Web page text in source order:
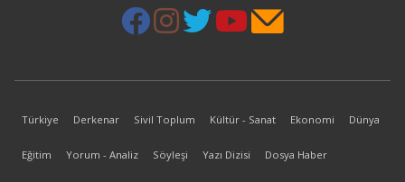
Türkiye Derkenar Sivil Toplum Kültür - Sanat Ekonomi Dünya
Eğitim Yorum - Analiz Söyleşi Yazı Dizisi Dosya Haber